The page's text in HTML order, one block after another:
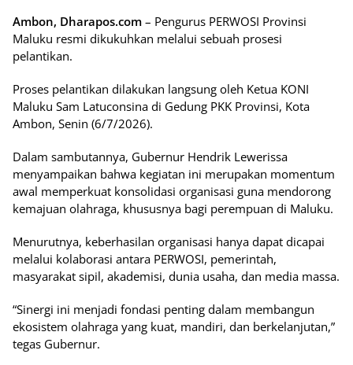
Ambon, Dharapos.com – Pengurus PERWOSI Provinsi
Maluku resmi dikukuhkan melalui sebuah prosesi
pelantikan.
Proses pelantikan dilakukan langsung oleh Ketua KONI
Maluku Sam Latuconsina di Gedung PKK Provinsi, Kota
Ambon, Senin (6/7/2026).
Dalam sambutannya, Gubernur Hendrik Lewerissa
menyampaikan bahwa kegiatan ini merupakan momentum
awal memperkuat konsolidasi organisasi guna mendorong
kemajuan olahraga, khususnya bagi perempuan di Maluku.
Menurutnya, keberhasilan organisasi hanya dapat dicapai
melalui kolaborasi antara PERWOSI, pemerintah,
masyarakat sipil, akademisi, dunia usaha, dan media massa.
“Sinergi ini menjadi fondasi penting dalam membangun
ekosistem olahraga yang kuat, mandiri, dan berkelanjutan,”
tegas Gubernur.